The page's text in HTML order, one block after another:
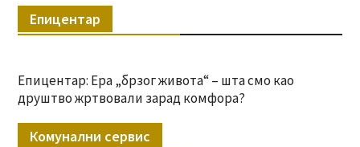
Епицентар
Епицентар: Ера „брзог живота“ – шта смо као
друштво жртвовали зарад комфора?
Комунални сервис